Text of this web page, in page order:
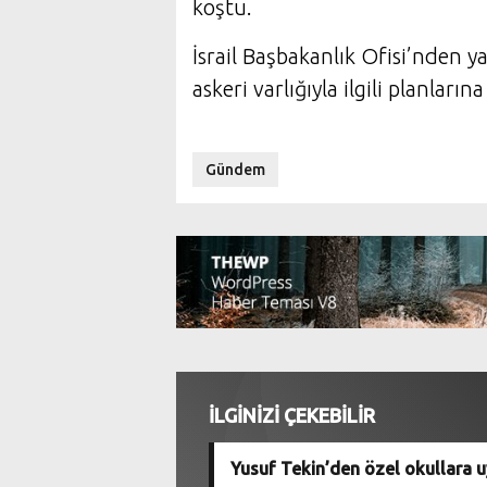
koştu.
İsrail Başbakanlık Ofisi’nden
askeri varlığıyla ilgili
Gündem
İLGİNİZİ ÇEKEBİLİR
Yusuf Tekin’den özel okullara